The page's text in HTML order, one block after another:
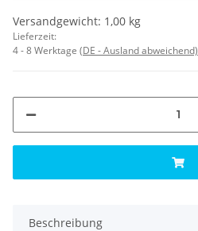
Versandgewicht: 1,00 kg
Lieferzeit:
4 - 8 Werktage (DE - Ausland abweichend)
Beschreibung